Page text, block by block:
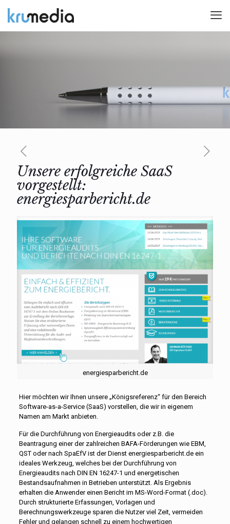
Unsere erfolgreiche SaaS
vorgestellt:
energiesparbericht.de
energiesparbericht.de
Hier möchten wir Ihnen unsere „Königsreferenz“ für den Bereich
Software-as-a-Service (SaaS) vorstellen, die wir in eigenem
Namen am Markt anbieten.
Für die Durchführung von Energieaudits oder z.B. die
Beantragung einer der zahlreichen BAFA-Förderungen wie EBM,
QST oder nach SpaEfV ist der Dienst energiesparbericht.de ein
ideales Werkzeug, welches bei der Durchführung von
Energieaudits nach DIN EN 16247-1 und energetischen
Bestandsaufnahmen in Betrieben unterstützt. Als Ergebnis
erhalten die Anwender einen Bericht im MS-Word-Format (.doc).
Durch strukturierte Erfassungen, Vorlagen und
Berechnungswerkzeuge sparen die Nutzer viel Zeit, vermeiden
Fehler und gelangen schnell zu einem hochwertigen